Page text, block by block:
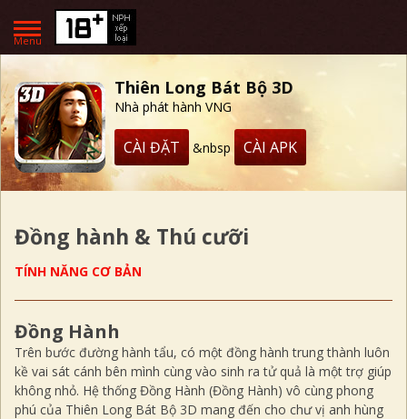
Menu
Thiên Long Bát Bộ 3D
Nhà phát hành VNG
CÀI ĐẶT &nbsp CÀI APK
Đồng hành & Thú cưỡi
TÍNH NĂNG CƠ BẢN
Đồng Hành
Trên bước đường hành tẩu, có một đồng hành trung thành luôn
kề vai sát cánh bên mình cùng vào sinh ra tử quả là một trợ giúp
không nhỏ. Hệ thống Đồng Hành (Đồng Hành) vô cùng phong
phú của Thiên Long Bát Bộ 3D mang đến cho chư vị anh hùng